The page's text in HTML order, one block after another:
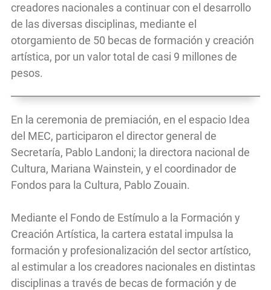
creadores nacionales a continuar con el desarrollo
de las diversas disciplinas, mediante el
otorgamiento de 50 becas de formación y creación
artística, por un valor total de casi 9 millones de
pesos.
En la ceremonia de premiación, en el espacio Idea
del MEC, participaron el director general de
Secretaría, Pablo Landoni; la directora nacional de
Cultura, Mariana Wainstein, y el coordinador de
Fondos para la Cultura, Pablo Zouain.
Mediante el Fondo de Estímulo a la Formación y
Creación Artística, la cartera estatal impulsa la
formación y profesionalización del sector artístico,
al estimular a los creadores nacionales en distintas
disciplinas a través de becas de formación y de